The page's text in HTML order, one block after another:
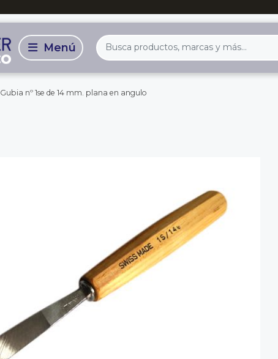
Gubia nº 1se de 14 mm. plana en angulo